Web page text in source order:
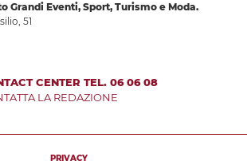
Grandi Eventi, Sport, Turismo e Moda.
51
CENTER TEL. 06 06 08
LA REDAZIONE
PRIVACY